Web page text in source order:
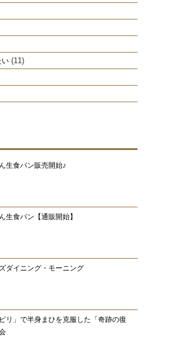
い(11)
生食パン販売開始♪
生食パン【通販開始】
ダイニング・モーニング
ビリ」で半身まひを克服した「奇跡の復